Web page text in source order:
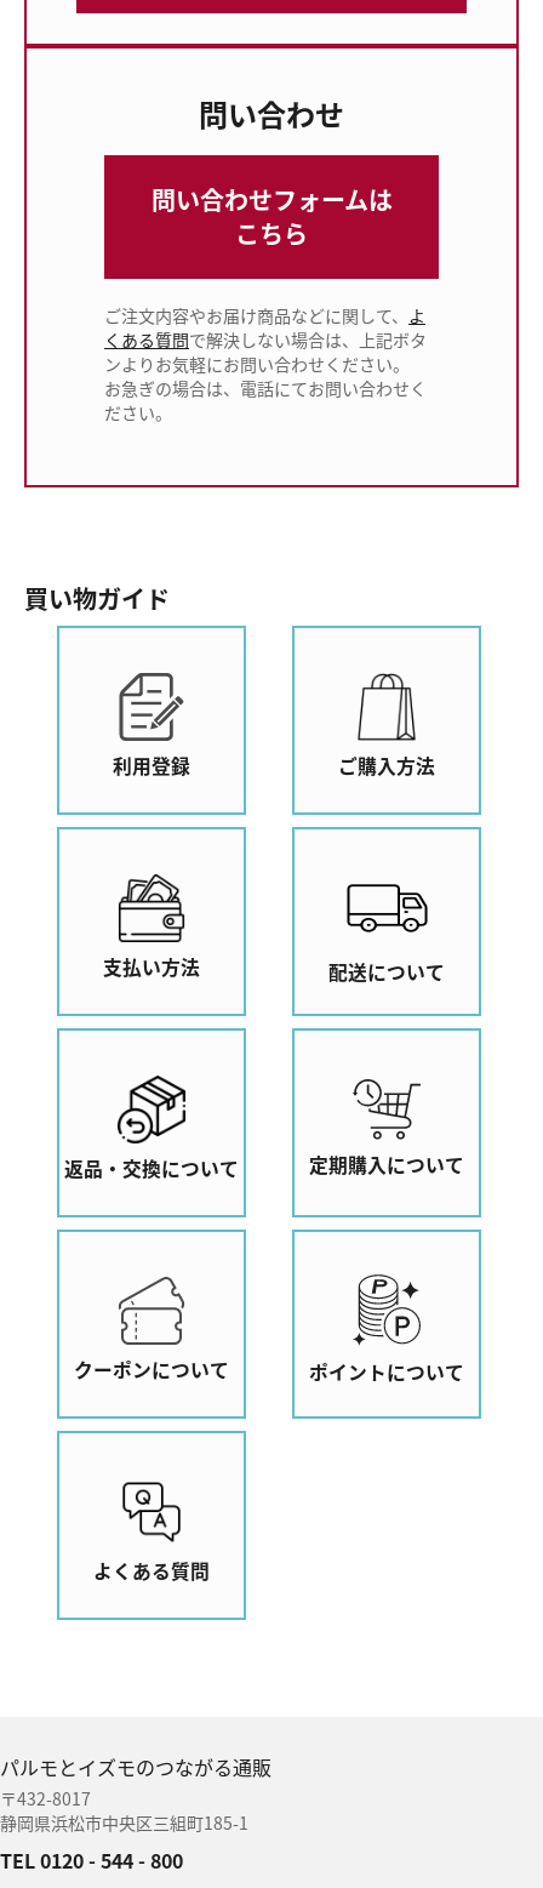
問い合わせ
問い合わせフォームは
こちら
ご注文内容やお届け商品などに関して、 よ
くある質問で解決しない場合は、上記ボタ
ンよりお気軽にお問い合わせください。
お急ぎの場合は、電話にてお問い合わせく
ださい。
買い物ガイド
利用登録 ご購入方法
支払い方法 配送について
返品・交換について 定期購入について
クーポンについて ポイントについて
よくある質問
パルモとイズモのつながる通販
〒432-8017
静岡県浜松市中央区三組町185-1
TEL 0120 - 544 - 800